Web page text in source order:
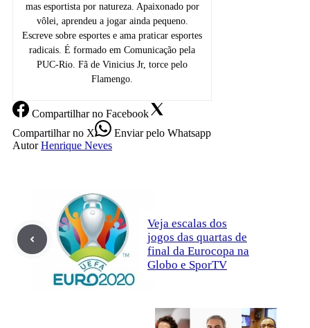
mas esportista por natureza. Apaixonado por
vôlei, aprendeu a jogar ainda pequeno.
Escreve sobre esportes e ama praticar esportes
radicais. É formado em Comunicação pela
PUC-Rio. Fã de Vinicius Jr, torce pelo
Flamengo.
Compartilharno Facebook
Compartilharno X Enviarpelo Whatsapp
Autor Henrique Neves
Veja escalas dos
jogos das quartas de
final da Eurocopa na
Globo e SporTV